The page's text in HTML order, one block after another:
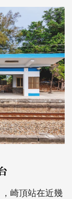
崎頂站在近幾